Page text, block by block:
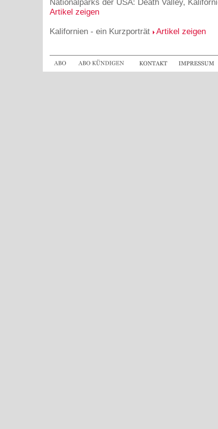
Nationalparks der USA: Death Valley,
Artikel zeigen
Kalifornien - ein Kurzporträt Artikel zeigen